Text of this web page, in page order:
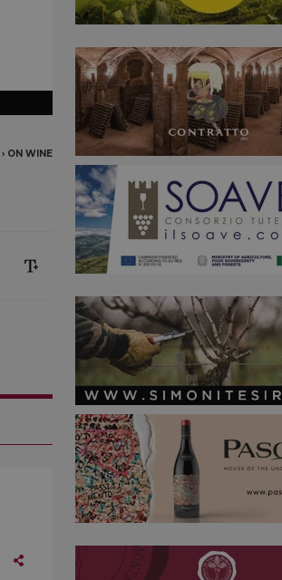
› ON WINE